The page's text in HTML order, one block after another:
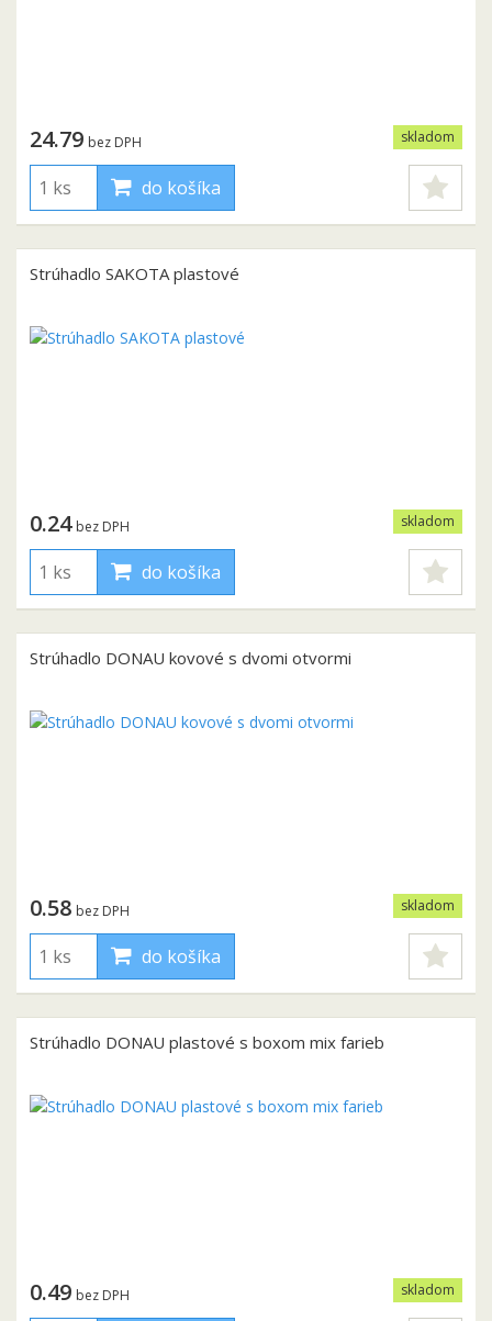
skladom
24.79 bez DPH
do košíka
Strúhadlo SAKOTA plastové
skladom
0.24 bez DPH
do košíka
Strúhadlo DONAU kovové s dvomi otvormi
skladom
0.58 bez DPH
do košíka
Strúhadlo DONAU plastové s boxom mix farieb
skladom
0.49 bez DPH